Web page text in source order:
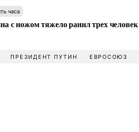
часа
с ножом тяжело ранил трех
ПРЕЗИДЕНТ ПУТИН ЕВРОСОЮЗ